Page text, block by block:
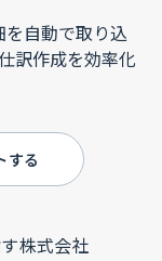
する
株式会社